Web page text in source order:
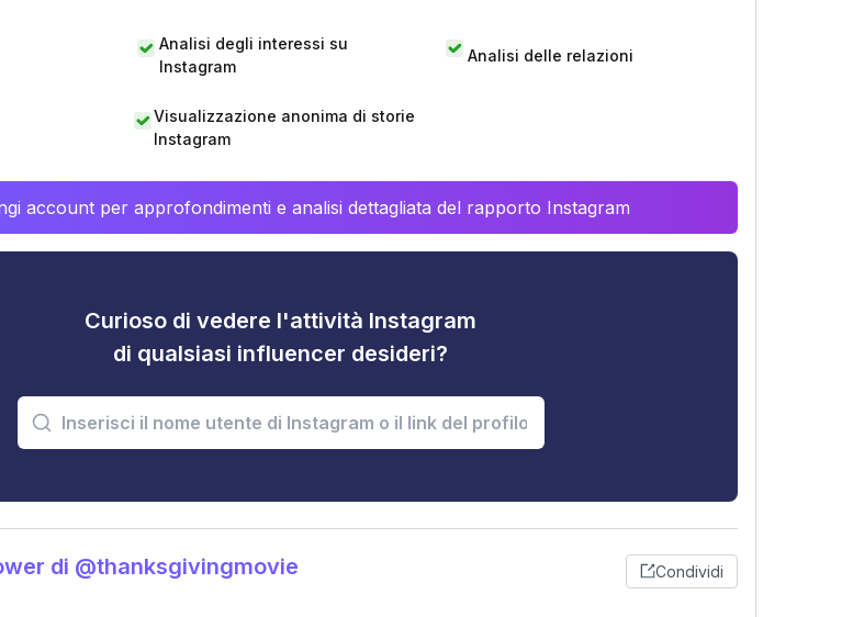
Analisi degli interessi su
Instagram
Analisi delle relazioni
Visualizzazione anonima di storie
Instagram
account per approfondimenti e analisi dettagliata del rapporto Instagram
Curioso di vedere l'attività Instagram
di qualsiasi influencer desideri?
di @thanksgivingmovie Condividi